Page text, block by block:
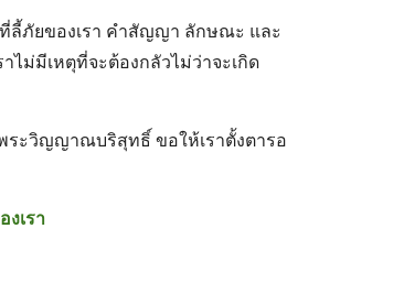
ที่ลี้ภัยของเรา คำสัญญา ลักษณะ และ
ไม่มีเหตุที่จะต้องกลัวไม่ว่าจะเกิด
ระวิญญาณบริสุทธิ์ ขอให้เราตั้งตารอ
เรา